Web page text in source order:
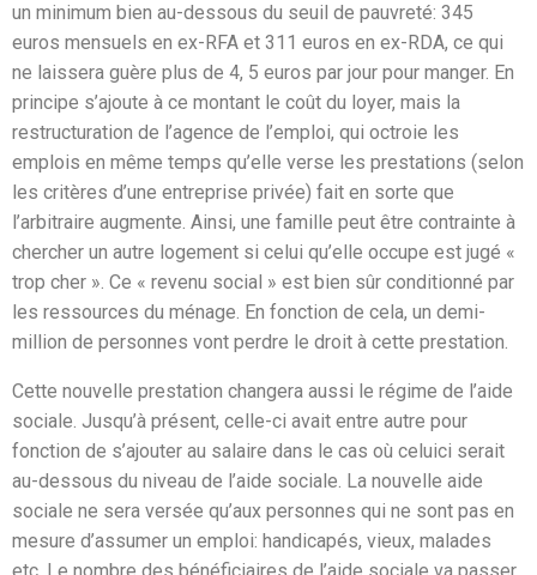
un minimum bien au-dessous du seuil de pauvreté: 345
euros mensuels en ex-RFA et 311 euros en ex-RDA, ce qui
ne laissera guère plus de 4, 5 euros par jour pour manger. En
principe s’ajoute à ce montant le coût du loyer, mais la
restructuration de l’agence de l’emploi, qui octroie les
emplois en même temps qu’elle verse les prestations (selon
les critères d’une entreprise privée) fait en sorte que
l’arbitraire augmente. Ainsi, une famille peut être contrainte à
chercher un autre logement si celui qu’elle occupe est jugé «
trop cher ». Ce « revenu social » est bien sûr conditionné par
les ressources du ménage. En fonction de cela, un demi-
million de personnes vont perdre le droit à cette prestation.
Cette nouvelle prestation changera aussi le régime de l’aide
sociale. Jusqu’à présent, celle-ci avait entre autre pour
fonction de s’ajouter au salaire dans le cas où celuici serait
au-dessous du niveau de l’aide sociale. La nouvelle aide
sociale ne sera versée qu’aux personnes qui ne sont pas en
mesure d’assumer un emploi: handicapés, vieux, malades